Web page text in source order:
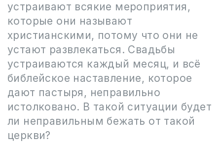
устраивают всякие мероприятия,
которые они называют
христианскими, потому что они не
устают развлекаться. Свадьбы
устраиваются каждый месяц, и всё
библейское наставление, которое
дают пастыря, неправильно
истолковано. В такой ситуации будет
ли неправильным бежать от такой
церкви?